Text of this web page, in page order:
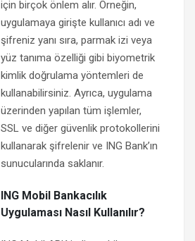
için birçok önlem alır. Örneğin,
uygulamaya girişte kullanıcı adı ve
şifreniz yanı sıra, parmak izi veya
yüz tanıma özelliği gibi biyometrik
kimlik doğrulama yöntemleri de
kullanabilirsiniz. Ayrıca, uygulama
üzerinden yapılan tüm işlemler,
SSL ve diğer güvenlik protokollerini
kullanarak şifrelenir ve ING Bank’ın
sunucularında saklanır.
ING Mobil Bankacılık
Uygulaması Nasıl Kullanılır?